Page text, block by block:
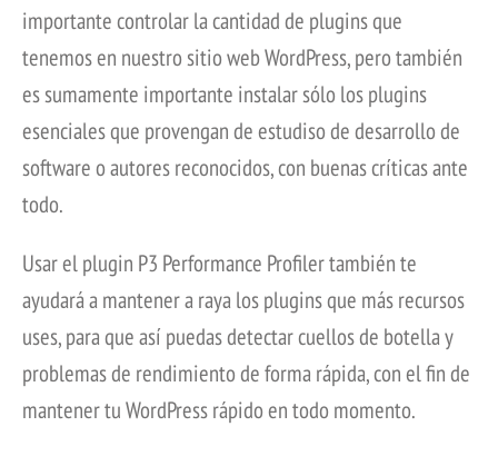
importante controlar la cantidad de plugins que
tenemos en nuestro sitio web WordPress, pero también
es sumamente importante instalar sólo los plugins
esenciales que provengan de estudiso de desarrollo de
software o autores reconocidos, con buenas críticas ante
todo.
Usar el plugin P3 Performance Profiler también te
ayudará a mantener a raya los plugins que más recursos
uses, para que así puedas detectar cuellos de botella y
problemas de rendimiento de forma rápida, con el fin de
mantener tu WordPress rápido en todo momento.